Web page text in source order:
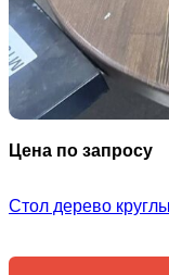
Цена по запросу
Стол дерево